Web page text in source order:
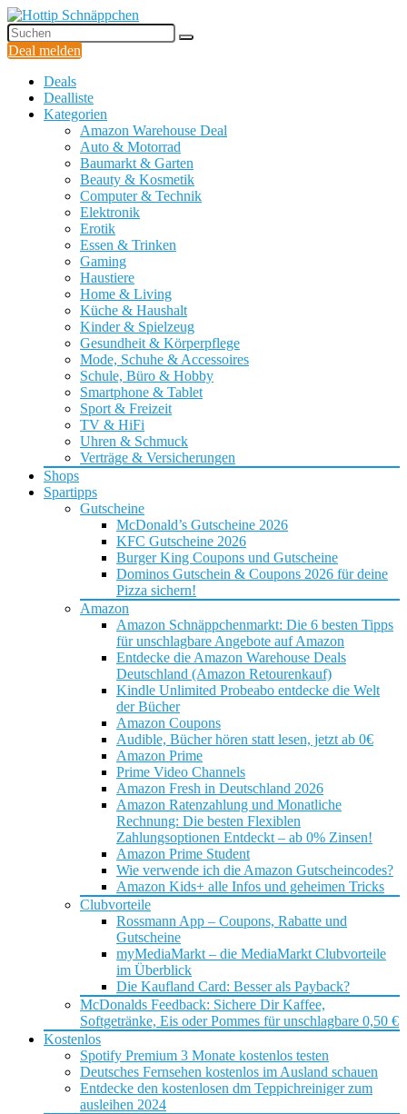
Deal melden
Deals
Dealliste
Kategorien
Amazon Warehouse Deal
Auto & Motorrad
Baumarkt & Garten
Beauty & Kosmetik
Computer & Technik
Elektronik
Erotik
Essen & Trinken
Gaming
Haustiere
Home & Living
Küche & Haushalt
Kinder & Spielzeug
Gesundheit & Körperpflege
Mode, Schuhe & Accessoires
Schule, Büro & Hobby
Smartphone & Tablet
Sport & Freizeit
TV & HiFi
Uhren & Schmuck
Verträge & Versicherungen
Shops
Spartipps
Gutscheine
McDonald’s Gutscheine 2026
KFC Gutscheine 2026
Burger King Coupons und Gutscheine
Dominos Gutschein & Coupons 2026 für deine
Pizza sichern!
Amazon
Amazon Schnäppchenmarkt: Die 6 besten Tipps
für unschlagbare Angebote auf Amazon
Entdecke die Amazon Warehouse Deals
Deutschland (Amazon Retourenkauf)
Kindle Unlimited Probeabo entdecke die Welt
der Bücher
Amazon Coupons
Audible, Bücher hören statt lesen, jetzt ab 0€
Amazon Prime
Prime Video Channels
Amazon Fresh in Deutschland 2026
Amazon Ratenzahlung und Monatliche
Rechnung: Die besten Flexiblen
Zahlungsoptionen Entdeckt – ab 0% Zinsen!
Amazon Prime Student
Wie verwende ich die Amazon Gutscheincodes?
Amazon Kids+ alle Infos und geheimen Tricks
Clubvorteile
Rossmann App – Coupons, Rabatte und
Gutscheine
myMediaMarkt – die MediaMarkt Clubvorteile
im Überblick
Die Kaufland Card: Besser als Payback?
McDonalds Feedback: Sichere Dir Kaffee,
Softgetränke, Eis oder Pommes für unschlagbare 0,50 €
Kostenlos
Spotify Premium 3 Monate kostenlos testen
Deutsches Fernsehen kostenlos im Ausland schauen
Entdecke den kostenlosen dm Teppichreiniger zum
ausleihen 2024